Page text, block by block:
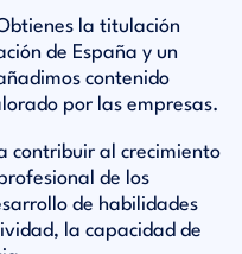
la titulación
de España y un
contenido
por las empresas.
contribuir al crecimiento
de los
de habilidades
la capacidad de